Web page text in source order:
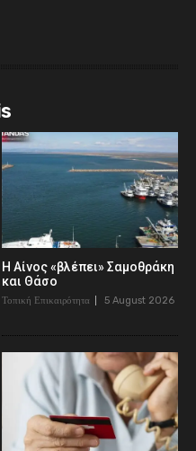
Η Αίνος «βλέπει» Σαμοθράκη
και Θάσο
Τοπική Επικαιρότητα 5 August 2026